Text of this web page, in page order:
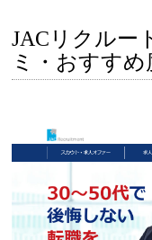
JACリクルー
ミ・おすすめ